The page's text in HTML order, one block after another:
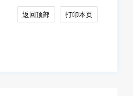
返回顶部 打印本页